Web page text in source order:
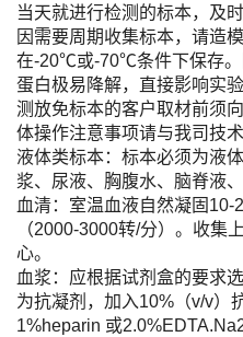
当天就进行检测的标本，及
因需要周期收集标本，请造
在-20℃或-70℃条件下保存。
蛋白极易降解，直接影响实
测放免标本的客户取材前须
体操作注意事项请与我司技术
液体类标本：标本必须为液
浆、尿液、胸腹水、脑脊液
血清：室温血液自然凝固
（2000-3000转/分）。收集
心。
血浆：应根据试剂盒的要求
为抗凝剂，加入10%（v/v）
1%heparin 或